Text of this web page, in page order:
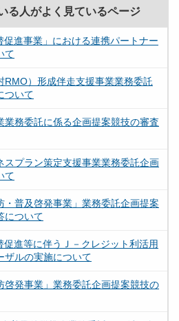
る人がよく見ているページ
促進事業」における連携パートナー
て
RMO）形成伴走支援事業業務委託
ついて
業務委託に係る企画提案競技の審査
スプラン策定支援事業業務委託企画
て
・普及啓発事業」業務委託企画提案
について
促進等に伴うＪ－クレジット利活用
ザルの実施について
啓発事業」業務委託企画提案競技の